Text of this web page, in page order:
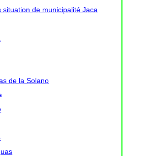
situation de municipalité Jaca
de la Solano